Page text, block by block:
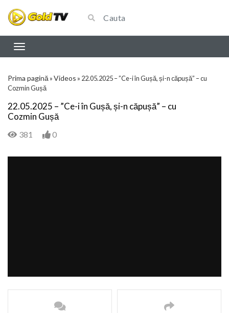
Prima pagină »Videos » 22.05.2025 – ”Ce-i în Gușă, și-n căpușă” – cu
Cozmin Gușă
22.05.2025 – ”Ce-i în Gușă, și-n căpușă” – cu
Cozmin Gușă
381 0